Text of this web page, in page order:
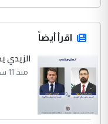
اقرأ أيضاً
الزيدي
منذ 11 ساعة